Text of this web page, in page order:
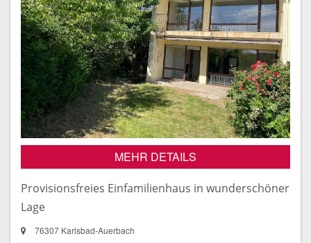
MEHR DETAILS
Provisionsfreies Einfamilienhaus in wunderschöner
Lage
76307 Karlsbad-Auerbach